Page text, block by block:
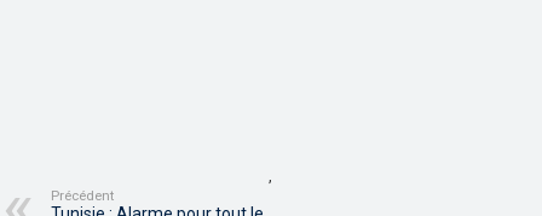
Précédent